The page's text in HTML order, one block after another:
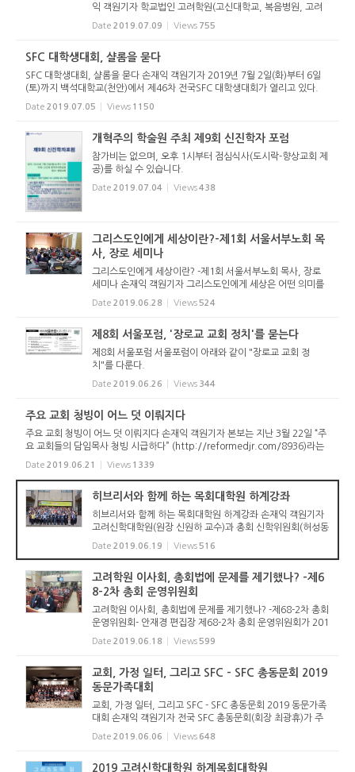
익 객원기자 학교법인 고려학원(고신대학교, 복음병원, 고려
신학대학원) 제28대 이사장으로 옥수석 목사(거제교회)가 취
임했다. 학교법인 대한예수교장로회총회 고려학원 이사장 및
Date 2019.07.09 Views 755
SFC 대학생대회, 샬롬을 묻다
SFC 대학생대회, 샬롬을 묻다 손재익 객원기자 2019년 7월 2일(화)부터 6일
(토)까지 백석대학교(천안)에서 제46차 전국SFC 대학생대회가 열리고 있다.
“샬롬, 영원한 약속”(겔 37:26)이라는 주제로 열린 이번 대회는 전국 각지의 고
Date 2019.07.05 Views 1150
개혁주의 학술원 주최 제9회 신진학자 포럼
참가비는 없으며, 오후 1시부터 점심식사(도시락-향상교회 제
공)를 하실 수 있습니다.
Date 2019.07.04 Views438
그리스도인에게 세상이란?-제1회 서울서부노회 목
사, 장로 세미나
그리스도인에게 세상이란? -제1회 서울서부노회 목사, 장로
세미나 손재익 객원기자 그리스도인에게 세상은 어떤 의미를
가질까? 2019년 6월 27일(목) 저녁 7시 남서울교회당(최성
은 목사 시무)에서는 서울서부노회 교역자회와 치리장로회 주
Date 2019.06.28 Views 524
제8회 서울포럼, '장로교 교회 정치'를 묻는다
제8회 서울포럼 서울포럼이 아래와 같이 "장로교 교회 정
치"를 다룬다.
Date 2019.06.26 Views 344
주요 교회 청빙이 어느 덧 이뤄지다
주요 교회 청빙이 어느 덧 이뤄지다 손재익 객원기자 본보는 지난 3월 22일 “주
요 교회들의 담임목사 청빙 시급하다” (http://reformedjr.com/8936)라는
제목의 기사를 실었다. 당시 사상, 남천, 송도제일, 온천, 제일영도, 장전중앙,
Date 2019.06.21 Views 1339
히브리서와 함께 하는 목회대학원 하계강좌
히브리서와 함께 하는 목회대학원 하계강좌 손재익 객원기자
고려신학대학원(원장 신원하 교수)과 총회 신학위원회(허성동
목사)가 주관하는 2019 목회대학원 하계강좌가 2019년 6월
17일(월)부터 21일(금)까지 고려신학대학원에서 열리고 있
Date 2019.06.19 Views 516
고려학원 이사회, 총회법에 문제를 제기했나? -제6
8-2차 총회 운영위원회
고려학원 이사회, 총회법에 문제를 제기했나? -제68-2차 총회
운영위원회- 안재경 편집장 제68-2차 총회 운영위원회가 201
9년 6월 18일(화) 오후 1시 성동교회당(대구광역시 신암동)에
서 열렸다. 총회 운영위원회는 총회에서 위임한 안건이나 그
Date 2019.06.18 Views 599
교회, 가정 일터, 그리고 SFC - SFC 총동문회 2019
동문가족대회
교회, 가정 일터, 그리고 SFC - SFC 총동문회 2019 동문가족
대회 손재익 객원기자 전국 SFC 총동문회(회장 최광휴)가 주
최하는 동문가족대회가 2019년 6월 5일(수)~6일(목) 여의도
켄싱턴호텔에서 열렸다. 그동안 대구, 충주, 부산 등지에서 열
Date 2019.06.06 Views 648
2019 고려신학대학원 하계목회대학원